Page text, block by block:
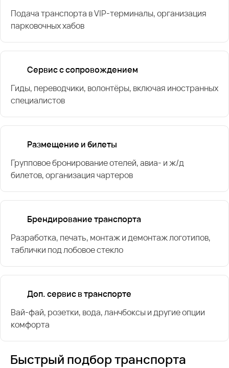
Подача транспорта в VIP-терминалы, организация
парковочных хабов
Сервис с сопровождением
Гиды, переводчики, волонтёры, включая иностранных
специалистов
Размещение и билеты
Групповое бронирование отелей, авиа- и ж/д
билетов, организация чартеров
Брендирование транспорта
Разработка, печать, монтаж и демонтаж логотипов,
таблички под лобовое стекло
Доп. сервис в транспорте
Вай-фай, розетки, вода, ланчбоксы и другие опции
комфорта
Быстрый подбор транспорта